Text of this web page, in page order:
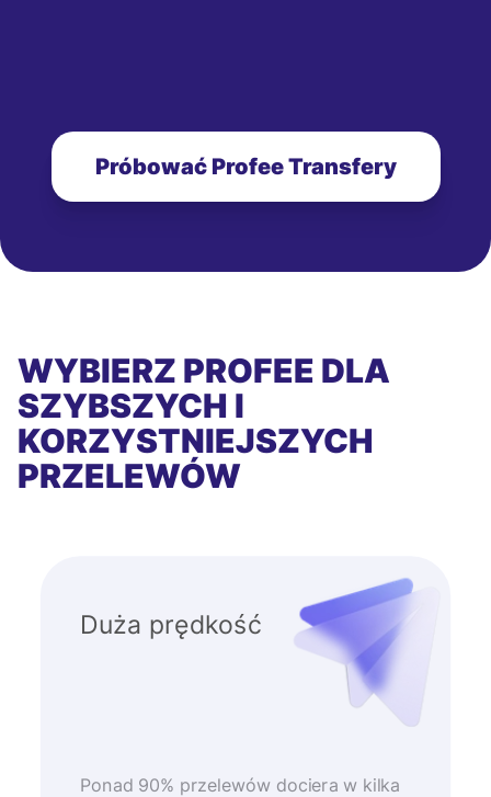
Próbować Profee Transfery
WYBIERZ PROFEE DLA
SZYBSZYCH I
KORZYSTNIEJSZYCH
PRZELEWÓW
Duża prędkość
Ponad 90% przelewów dociera w kilka